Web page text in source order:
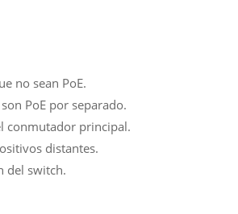
no sean PoE.
PoE por separado.
conmutador principal.
distantes.
del switch.